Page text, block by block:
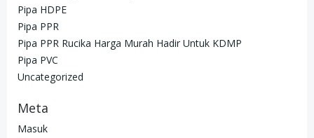
Pipa HDPE
Pipa PPR
Pipa PPR Rucika Harga Murah Hadir Untuk KDMP
Pipa PVC
Uncategorized
Meta
Masuk